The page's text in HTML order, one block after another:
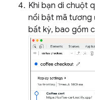
Khi bạn di chuột
nổi bật mã tương
bất kỳ, bao gồm